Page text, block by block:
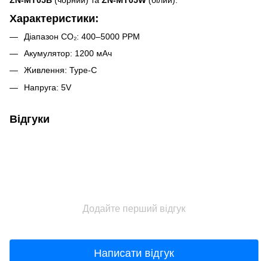
Характеристики:
Діапазон CO₂: 400–5000 PPM
Акумулятор: 1200 мАч
Живлення: Type-C
Напруга: 5V
Відгуки
Додайте перший відгук
Написати відгук